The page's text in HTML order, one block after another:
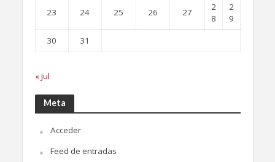
23 24 25 26 27
2
8
2
9
30
31
« Jul
Meta
Acceder
Feed de entradas